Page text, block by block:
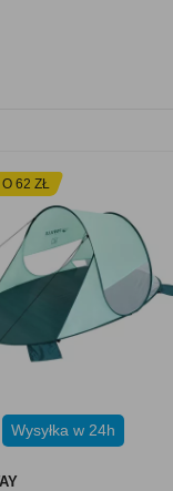
62 ZŁ
Wysyłka w 24h